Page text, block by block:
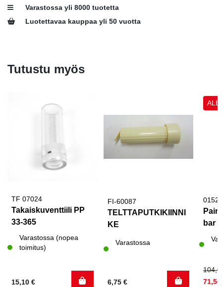
Varastossa yli 8000 tuotetta
Luotettavaa kauppaa yli 50 vuotta
Tutustu myös
TF 07024
Takaiskuventtiili PP
33-365
Varastossa (nopea
toimitus)
15,10 €
FI-60087
TELTTAPUTKIKIINNI
KE
Varastossa
6,75 €
ALE
bar
hinta
hinta